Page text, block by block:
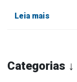
Categorias ↓
Leia mais